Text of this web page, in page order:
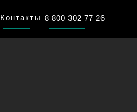
8 800 302 77 26
Контакты